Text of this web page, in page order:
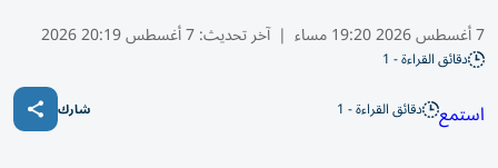
7 أغسطس 2026 19:20 مساء | آخر تحديث:7 أغسطس 20:19 2026
دقائق القراءة - 1
استمع دقائق القراءة - 1 شارك